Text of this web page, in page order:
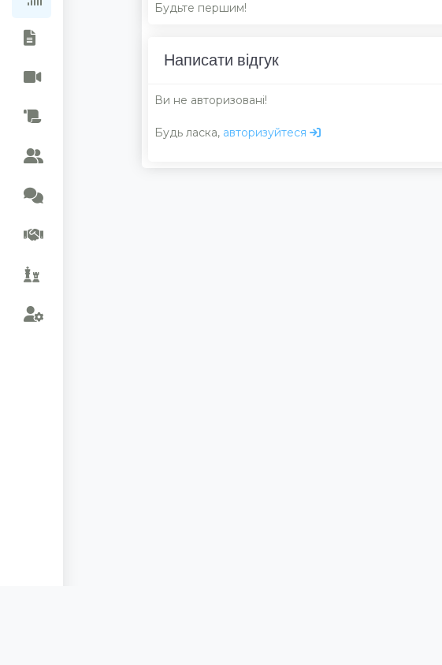
Будьте першим!
Написати відгук
Ви не авторизовані!
Будь ласка, авторизуйтеся